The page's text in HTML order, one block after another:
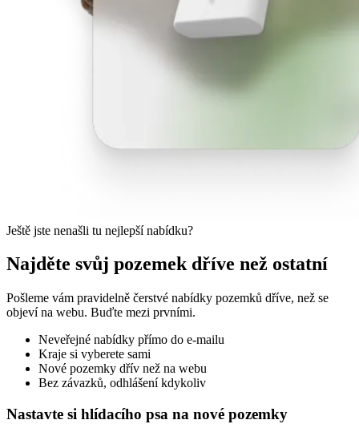
Ještě jste nenašli tu nejlepší nabídku?
Najděte svůj pozemek dříve než ostatní
Pošleme vám pravidelně čerstvé nabídky pozemků dříve, než se
objeví na webu. Buďte mezi prvními.
Neveřejné nabídky přímo do e-mailu
Kraje si vyberete sami
Nové pozemky dřív než na webu
Bez závazků, odhlášení kdykoliv
Nastavte si hlídacího psa na nové pozemky